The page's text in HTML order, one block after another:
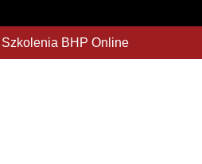
BHP Online